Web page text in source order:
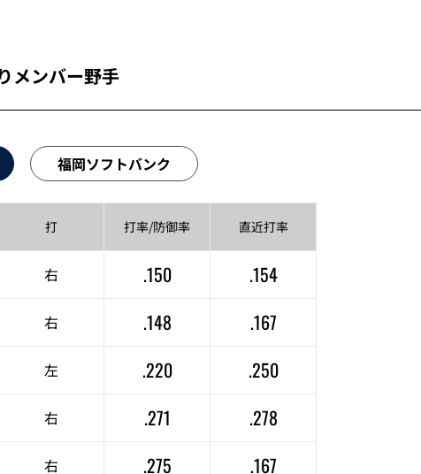
メンバー野手
福岡ソフトバンク
打 打率/防御率 直近打率
右 .150 .154
右 .148 .167
左 .220 .250
右 .271 .278
右 .275 .167